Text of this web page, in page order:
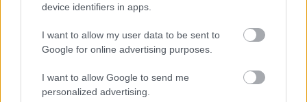
device identifiers in apps.
I want to allow my user data to be sent to
Google for online advertising purposes.
I want to allow Google to send me
personalized advertising.
Szerelem haváról, és aSzerelemajtók
autentikus tolmácsolásában. Az eső utáni, alkonyati
fények igazi fesztivál-vége hangulatot varázsoltak a